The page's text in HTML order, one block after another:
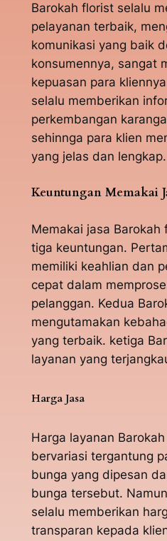
Barokah florist selalu
pelayanan terbaik,
komunikasi yang baik
konsumennya, sangat
kepuasan para
selalu memberikan
perkembangan
sehinnga para klien
yang jelas dan lengkap.
Keuntungan Memakai
Memakai jasa Barokah
tiga keuntungan.
memiliki keahlian dan
cepat dalam
pelanggan. Kedua
mengutamakan
yang terbaik. ketiga
layanan yang
Harga Jasa
Harga layanan
bervariasi tergantung
bunga yang dipesan
bunga tersebut.
selalu memberikan
transparan kepada